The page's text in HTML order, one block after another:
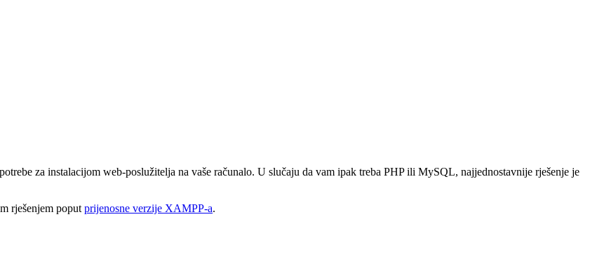
za instalacijom web-poslužitelja na vaše računalo. U slučaju da vam ipak treba PHP ili MySQL, najjednostavnije rješenje je
rješenjem poput prijenosne verzije XAMPP-a.